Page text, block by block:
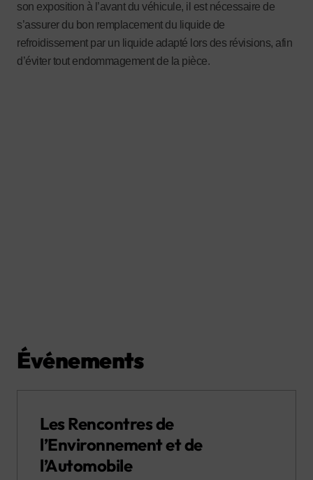
son exposition à l’avant du véhicule, il est nécessaire de
s’assurer du bon remplacement du liquide de
refroidissement par un liquide adapté lors des révisions, afin
d’éviter tout endommagement de la pièce.
Événements
Les Rencontres de
l’Environnement et de
l’Automobile